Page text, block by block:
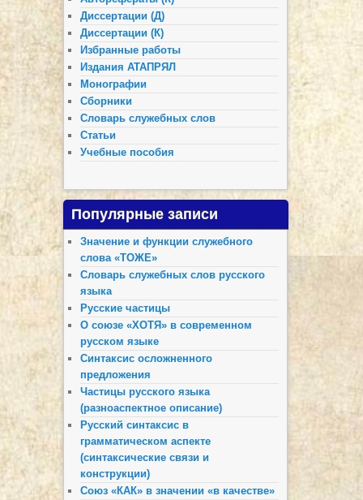
Диссертации (Д)
Диссертации (К)
Избранные работы
Издания АТАПРЯЛ
Монографии
Сборники
Словарь служебных слов
Статьи
Учебные пособия
Популярные записи
Значение и функции служебного
слова «ТОЖЕ»
Словарь служебных слов русского
языка
Русские частицы
О союзе «ХОТЯ» в современном
русском языке
Синтаксис осложненного
предложения
Частицы русского языка
(разноаспектное описание)
Русский синтаксис в
грамматическом аспекте
(синтаксические связи и
конструкции)
Союз «КАК» в значении «в качестве»